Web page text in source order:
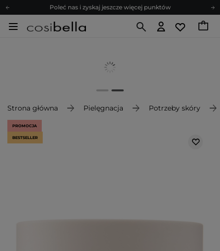
Poleć nas i zyskaj jeszcze więcej punktów
Zapisz się na newsletter pełen porad
Poleć nas i zyskaj jeszcze więcej punktów
Strona główna Pielęgnacja Potrzeby skóry
PROMOCJA
BESTSELLER